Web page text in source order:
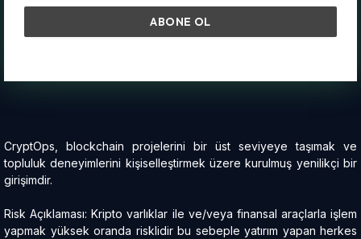
CryptOps, blockchain projelerini bir üst seviyeye taşımak ve
topluluk deneyimlerini kişiselleştirmek üzere kurulmuş yenilikçi bir
girişimdir.
Risk Açıklaması: Kripto varlıklar ile ve/veya finansal araçlarla işlem
yapmak yüksek oranda risklidir bu sebeple yatırım yapan herkes